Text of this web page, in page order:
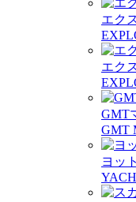
エク
エク
GMT
GMT
ヨッ